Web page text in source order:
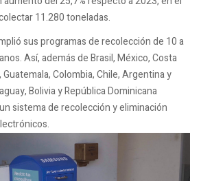
11.280 toneladas.
sus programas de recolección de 10 a
Así, además de Brasil, México, Costa
Guatemala, Colombia, Chile, Argentina y
Bolivia y República Dominicana
sistema de recolección y eliminación